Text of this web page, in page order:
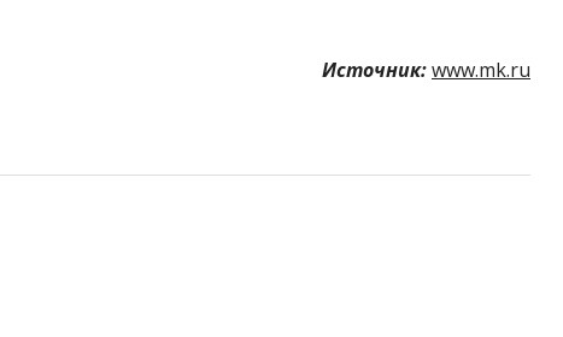
Источник:www.mk.ru